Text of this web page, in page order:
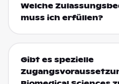
Welche
muss ich erfüllen?
Gibt es spezielle